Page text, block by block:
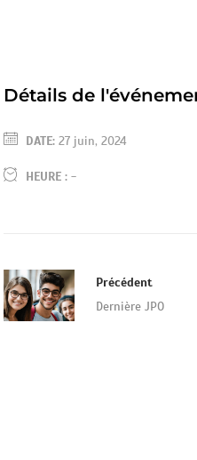
Détails de
DATE: 27 juin, 2024
HEURE : -
Précédent
Dernière JPO